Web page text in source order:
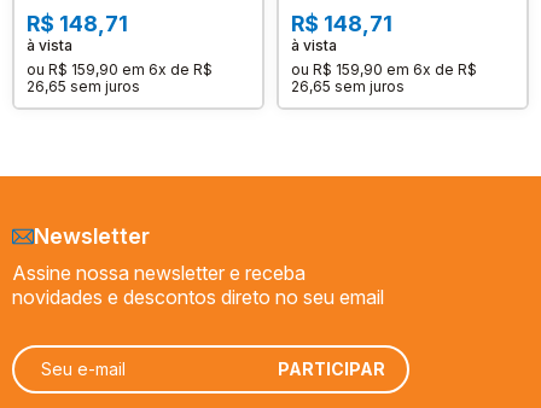
HISTORIAS DAS RUAS
R$ 148,71
à vista
ou R$ 159,90 em 6x de R$
26,65 sem juros
R$ 148,71
à vista
ou R$ 159,90 em 6x de R$
26,65 sem juros
Newsletter
Assine nossa newsletter e receba
novidades e descontos direto no seu email